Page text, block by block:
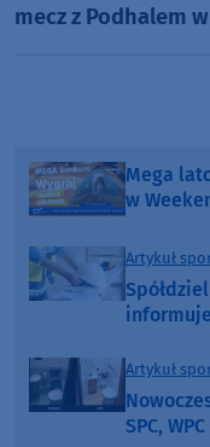
mecz z Podhalem
Mega
w
Artykuł
Artykuł
SPC,